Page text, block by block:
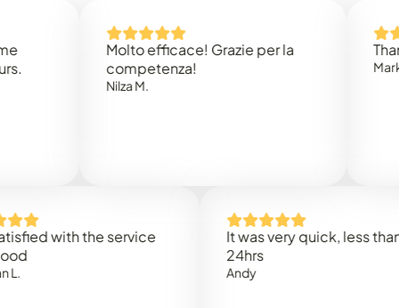
Molto efficace! Grazie per la
competenza!
Thank
with the service
It was very quick, less than